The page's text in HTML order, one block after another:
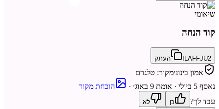
שיאומי
קוד הנחה
ILAFFJU2 העתק
אמון בינונימקור: טלגרם
נאסף 5 ביולי · אומת 9 באוג׳ ·
הוכחת מקור
עבד לך?
כן לא